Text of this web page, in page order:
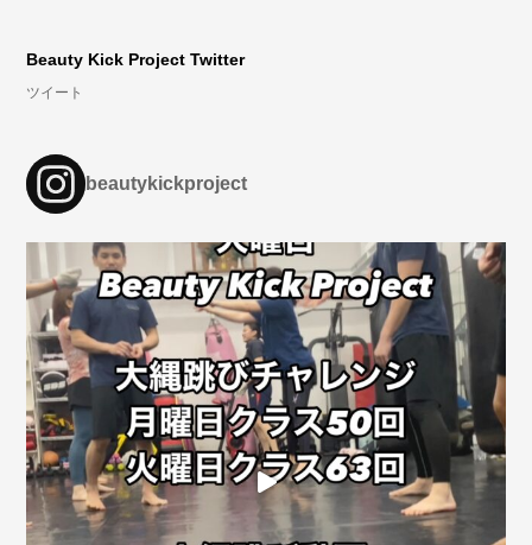
Beauty Kick Project Twitter
ツイート
beautykickproject